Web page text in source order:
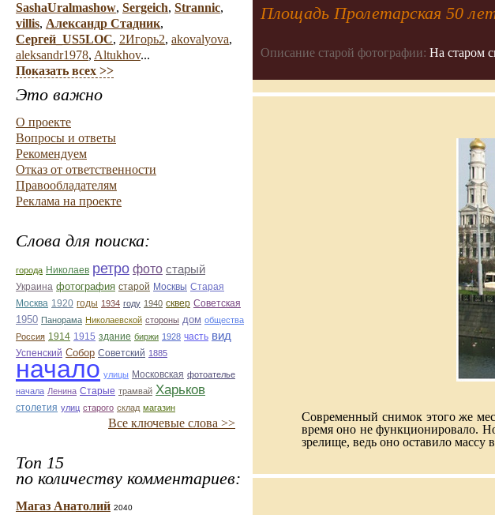
SashaUralmashow, Sergeich, Strannic,
villis, Александр Стадник,
Сергей_US5LOC, 2Игорь2, akovalyova,
aleksandr1978, Altukhov...
Показать всех >>
Это важно
О проекте
Вопросы и ответы
Рекомендуем
Отказ от ответственности
Правообладателям
Реклама на проекте
Слова для поиска:
города Николаев ретро фото старый
Украина фотография старой Москвы Старая
Москва 1920 годы 1934 году 1940 сквер Советская
1950 Панорама Николаевской стороны дом общества
Россия 1914 1915 здание биржи 1928 часть вид
Успенский Собор Советский 1885
начало улицы Московская фотоателье
начала Ленина Старые трамвай Харьков
столетия улиц старого склад магазин
Все ключевые слова >>
Топ 15
по количеству комментариев:
Магаз Анатолий 2040
Площадь Пролетарская 50
Описание старой фотографии: На старом
Современный снимок этого же
время оно не функционировало.
зрелище, ведь оно оставило